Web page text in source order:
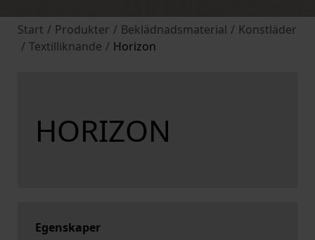
Start / Produkter / Beklädnadsmaterial / Konstläder
/ Textilliknande / Horizon
HORIZON
Egenskaper